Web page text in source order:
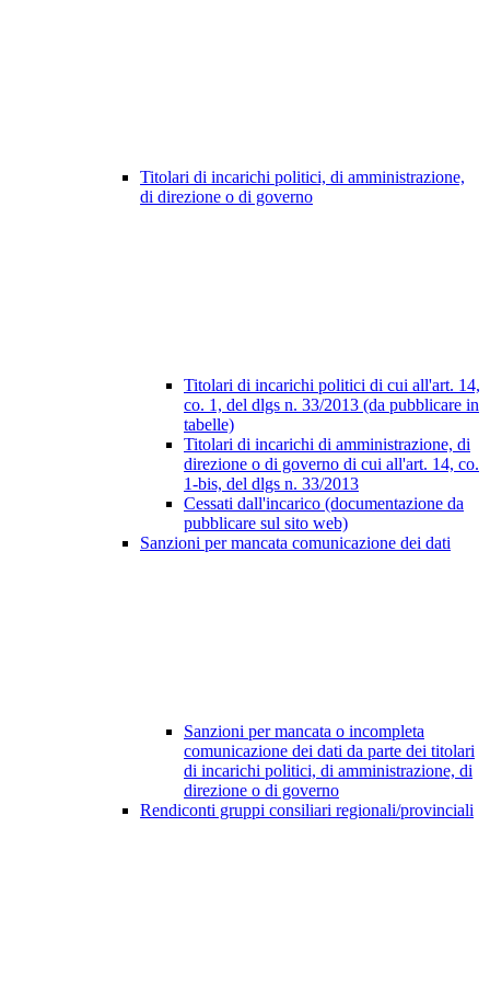
Titolari di incarichi politici, di amministrazione,
di direzione o di governo
Titolari di incarichi politici di cui all'art. 14,
co. 1, del dlgs n. 33/2013 (da pubblicare in
tabelle)
Titolari di incarichi di amministrazione, di
direzione o di governo di cui all'art. 14, co.
1-bis, del dlgs n. 33/2013
Cessati dall'incarico (documentazione da
pubblicare sul sito web)
Sanzioni per mancata comunicazione dei dati
Sanzioni per mancata o incompleta
comunicazione dei dati da parte dei titolari
di incarichi politici, di amministrazione, di
direzione o di governo
Rendiconti gruppi consiliari regionali/provinciali